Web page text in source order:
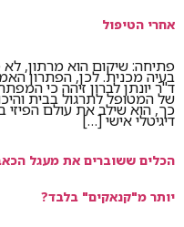
אחרי הטיפול
פתיחה: שיקום הוא מרתון,
בעיה מכנית. לכן, הפתרון
ד"ר יונתן לברון זיהה כי
של המטופל לתרגול בבית
כך, הוא שילב את עולם הפיזי
דיגיטלי אישי […]
הכלים ששוברים את מעגל
יותר מ"קנאקים" בלבד?